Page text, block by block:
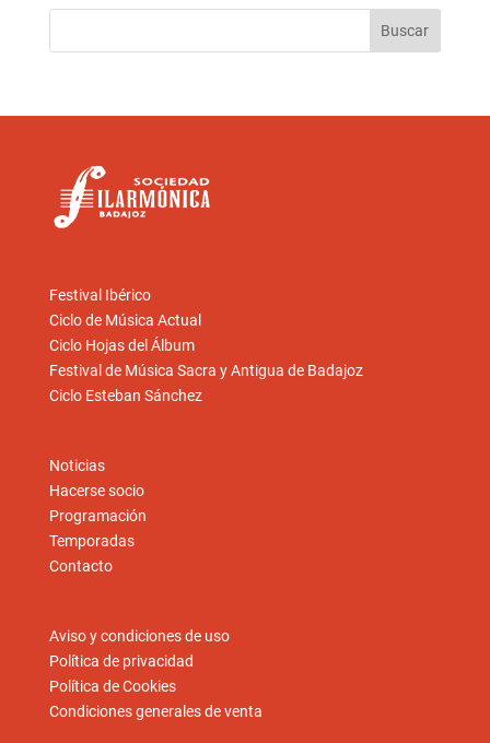
Festival Ibérico
Ciclo de Música Actual
Ciclo Hojas del Álbum
Festival de Música Sacra y Antigua de Badajoz
Ciclo Esteban Sánchez
Noticias
Hacerse socio
Programación
Temporadas
Contacto
Aviso y condiciones de uso
Política de privacidad
Política de Cookies
Condiciones generales de venta